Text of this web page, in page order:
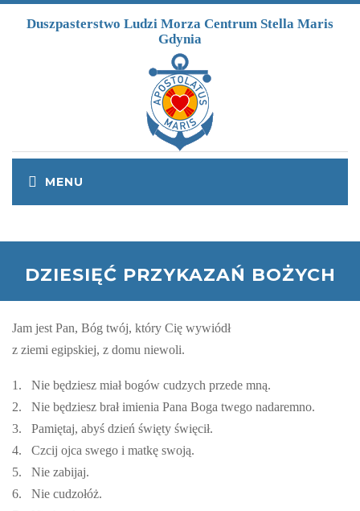
Duszpasterstwo Ludzi Morza Centrum Stella Maris
Gdynia
DZIESIĘĆ PRZYKAZAŃ BOŻYCH
Jam jest Pan, Bóg twój, który Cię wywiódł
z ziemi egipskiej, z domu niewoli.
1. Nie będziesz miał bogów cudzych przede mną.
2. Nie będziesz brał imienia Pana Boga twego nadaremno.
3. Pamiętaj, abyś dzień święty święcił.
4. Czcij ojca swego i matkę swoją.
5. Nie zabijaj.
6. Nie cudzołóż.